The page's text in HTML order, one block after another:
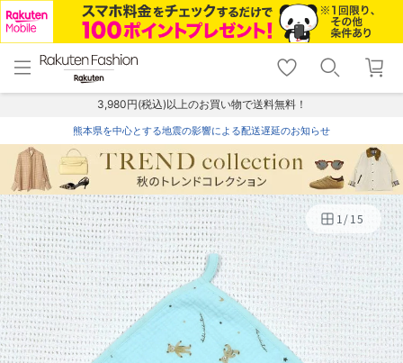
menu home
トップ
shopping_cart lock_outline
ログイン
3,980円(税込)以上のお買い物で送料無料！
熊本県を中心とする地震の影響による配送遅延のお知らせ
1/15